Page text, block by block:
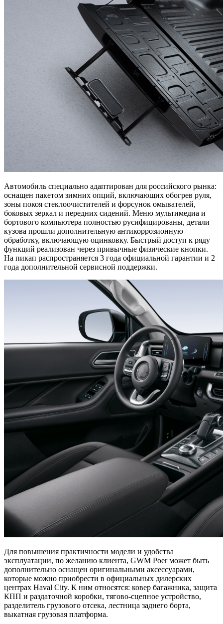
Автомобиль специально адаптирован для российского рынка:
оснащен пакетом зимних опций, включающих обогрев руля,
зоны покоя стеклоочистителей и форсунок омывателей,
боковых зеркал и передних сидений. Меню мультимедиа и
бортового компьютера полностью русифицированы, детали
кузова прошли дополнительную антикоррозионную
обработку, включающую оцинковку. Быстрый доступ к ряду
функций реализован через привычные физические кнопки.
На пикап распространяется 3 года официальной гарантии и 2
года дополнительной сервисной поддержки.
Для повышения практичности модели и удобства
эксплуатации, по желанию клиента, GWM Poer может быть
дополнительно оснащен оригинальными аксессуарами,
которые можно приобрести в официальных дилерских
центрах Haval City. К ним относятся: ковер багажника, защита
КПП и раздаточной коробки, тягово-сцепное устройство,
разделитель грузового отсека, лестница заднего борта,
выкатная грузовая платформа.